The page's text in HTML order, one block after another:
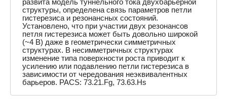
развита модель туннельного тока двухбарьерной
структуры, определена связь параметров петли
гистерезиса и резонансных состояний.
Установлено, что при участии двух резонансов
петля гистерезиса может быть довольно широкой
(~4 B) даже в геометрически симметричных
структурах. В несимметричных структурах
изменение типа поверхности роста приводит к
усилению или подавлению петли гистерезиса в
зависимости от чередования неэквивалентных
барьеров. PACS: 73.21.Fg, 73.63.Hs